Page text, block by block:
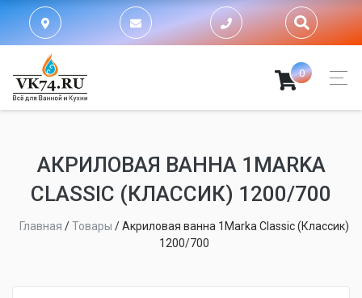
0
АКРИЛОВАЯ ВАННА 1MARKA
CLASSIC (КЛАССИК) 1200/700
Главная /Товары /Акриловая ванна 1Marka Classic (Классик)
1200/700